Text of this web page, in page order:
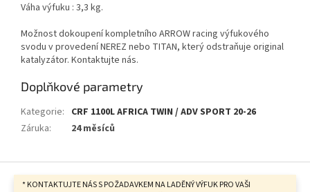
* KONTAKTUJTE NÁS S POŽADAVKEM NA LADĚNÝ VÝFUK PRO VAŠI
Váha výfuku : 3,3 kg.
Možnost dokoupení kompletního ARROW racing výfukového
svodu v provedení NEREZ nebo TITAN, který odstraňuje original
katalyzátor. Kontaktujte nás.
Doplňkové parametry
Kategorie: CRF 1100L AFRICA TWIN / ADV SPORT 20-26
Záruka: 24 měsíců